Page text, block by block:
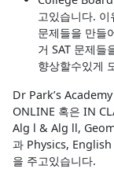
고있습니다.
문제들을 만들
거 SAT 문제들
향상할수있게
Dr Park’s
ONLINE 혹은 IN
Alg l & Alg ll,
과 Physics, English
을 주고있습니다.